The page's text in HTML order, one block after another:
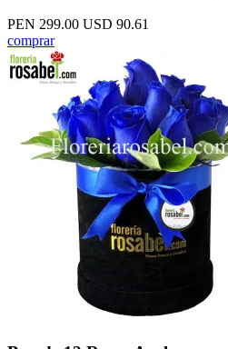
PEN 299.00 USD 90.61
comprar